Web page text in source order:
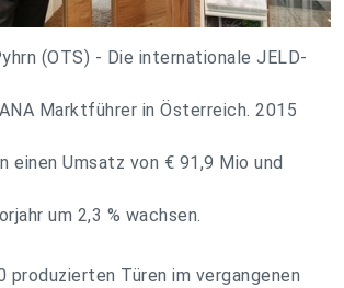
(OTS) - Die internationale JELD-
Marktführer in Österreich. 2015
einen Umsatz von € 91,9 Mio und
um 2,3 % wachsen.
produzierten Türen im vergangenen